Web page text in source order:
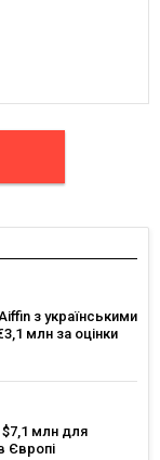
з українськими
млн за оцінки
$7,1 млн для
Європі